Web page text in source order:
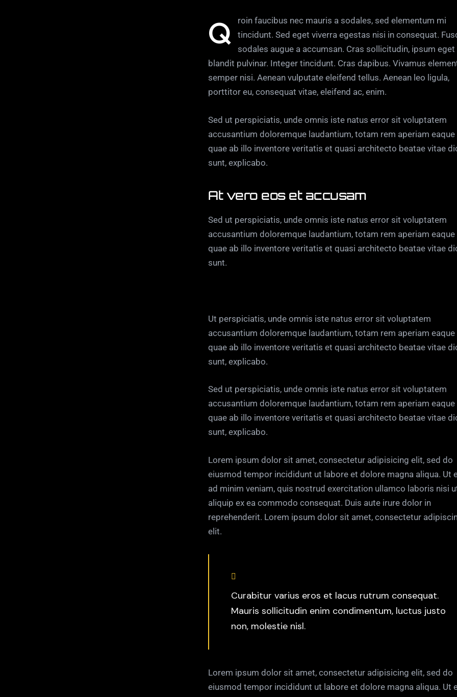
Qroin faucibus nec mauris a sodales, sed elementum mi
tincidunt. Sed eget viverra egestas nisi in consequat.
sodales augue a accumsan. Cras sollicitudin, ipsum eget
blandit pulvinar. Integer tincidunt. Cras dapibus. Vivamus
semper nisi. Aenean vulputate eleifend tellus. Aenean leo ligula,
porttitor eu, consequat vitae, eleifend ac, enim.
Sed ut perspiciatis, unde omnis iste natus error sit voluptatem
accusantium doloremque laudantium, totam rem aperiam eaque
quae ab illo inventore veritatis et quasi architecto beatae vitae
sunt, explicabo.
At vero eos et accusam
Sed ut perspiciatis, unde omnis iste natus error sit voluptatem
accusantium doloremque laudantium, totam rem aperiam eaque
quae ab illo inventore veritatis et quasi architecto beatae vitae
sunt.
Ut perspiciatis, unde omnis iste natus error sit voluptatem
accusantium doloremque laudantium, totam rem aperiam eaque
quae ab illo inventore veritatis et quasi architecto beatae vitae
sunt, explicabo.
Sed ut perspiciatis, unde omnis iste natus error sit voluptatem
accusantium doloremque laudantium, totam rem aperiam eaque
quae ab illo inventore veritatis et quasi architecto beatae vitae
sunt, explicabo.
Lorem ipsum dolor sit amet, consectetur adipisicing elit, sed do
eiusmod tempor incididunt ut labore et dolore magna aliqua. Ut
ad minim veniam, quis nostrud exercitation ullamco laboris nisi
aliquip ex ea commodo consequat. Duis aute irure dolor in
reprehenderit. Lorem ipsum dolor sit amet, consectetur
elit.
Curabitur varius eros et lacus rutrum consequat.
Mauris sollicitudin enim condimentum, luctus justo
non, molestie nisl.
Lorem ipsum dolor sit amet, consectetur adipisicing elit, sed do
eiusmod tempor incididunt ut labore et dolore magna aliqua. Ut